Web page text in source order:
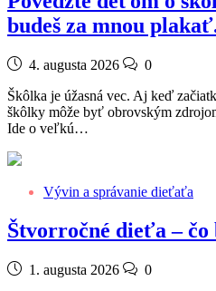
budeš za mnou
4. augusta 2026
0
Škôlka je úžasná vec. Aj keď
škôlky môže byť obrovským
Ide o veľkú…
Vývin a správanie dieťaťa
Štvorročné dieťa –
1. augusta 2026
0